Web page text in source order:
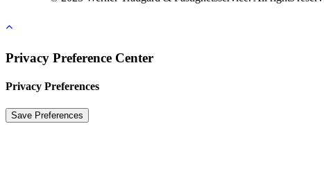
Privacy Preference Center
Privacy Preferences